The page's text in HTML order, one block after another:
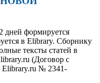
дней формируется
в Elibrary. Сборнику
тексты статей в
(Договор с
Elibrary.ru № 2341-